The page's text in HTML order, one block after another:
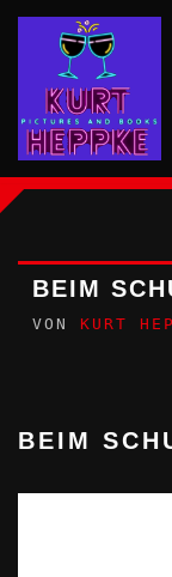
Inhalt
springen
BEIM
VON KURT
BEIM